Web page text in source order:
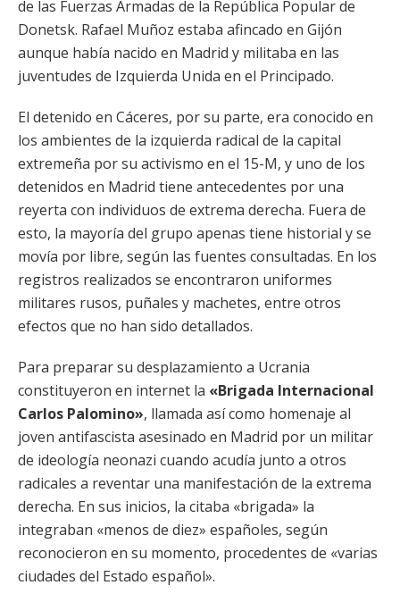
de las Fuerzas Armadas de la República Popular de
Donetsk. Rafael Muñoz estaba afincado en Gijón
aunque había nacido en Madrid y militaba en las
juventudes de Izquierda Unida en el Principado.
El detenido en Cáceres, por su parte, era conocido en
los ambientes de la izquierda radical de la capital
extremeña por su activismo en el 15-M, y uno de los
detenidos en Madrid tiene antecedentes por una
reyerta con individuos de extrema derecha. Fuera de
esto, la mayoría del grupo apenas tiene historial y se
movía por libre, según las fuentes consultadas. En los
registros realizados se encontraron uniformes
militares rusos, puñales y machetes, entre otros
efectos que no han sido detallados.
Para preparar su desplazamiento a Ucrania
constituyeron en internet la «Brigada Internacional
Carlos Palomino», llamada así como homenaje al
joven antifascista asesinado en Madrid por un militar
de ideología neonazi cuando acudía junto a otros
radicales a reventar una manifestación de la extrema
derecha. En sus inicios, la citaba «brigada» la
integraban «menos de diez» españoles, según
reconocieron en su momento, procedentes de «varias
ciudades del Estado español».